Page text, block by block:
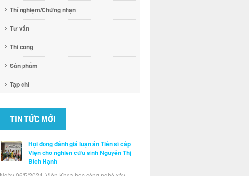
Thí nghiệm/Chứng nhận
Tư vấn
Thi công
Sản phẩm
Tạp chí
TIN TỨC MỚI
Hội đồng đánh giá luận án Tiến sĩ cấp
Viện cho nghiên cứu sinh Nguyễn Thị
Bích Hạnh